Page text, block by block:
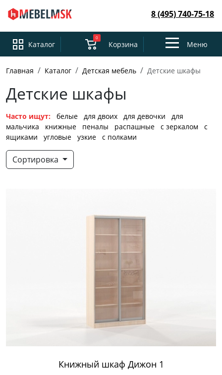
8 (495) 740-75-18
Каталог
0
Корзина
ToggleМеню
Главная Каталог Детская мебель Детские шкафы
Детские шкафы
Часто ищут: белые для двоих для девочки
для
мальчика
книжные пеналы распашные с зеркалом
с
ящиками
угловые узкие с полками
Сортировка
Книжный шкаф Дижон 1